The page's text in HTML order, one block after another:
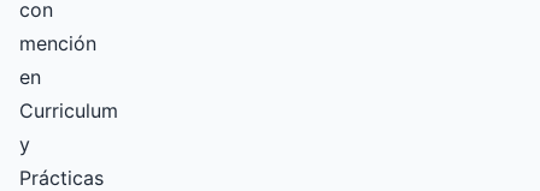
con
mención
en
Curriculum
y
Prácticas